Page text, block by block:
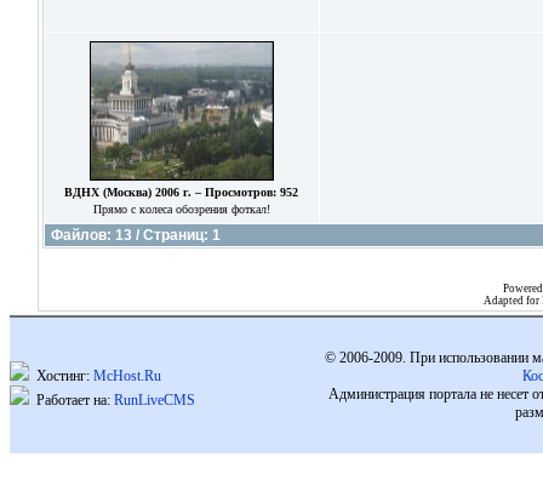
ВДНХ (Москва) 2006 г. – Просмотров: 952
Прямо с колеса обозрения фоткал!
Файлов: 13 / Страниц: 1
Adapted for
Хостинг: McHost.Ru
Работает на: RunLiveCMS
© 2006-2009. При использовании
Администрация портала не несет